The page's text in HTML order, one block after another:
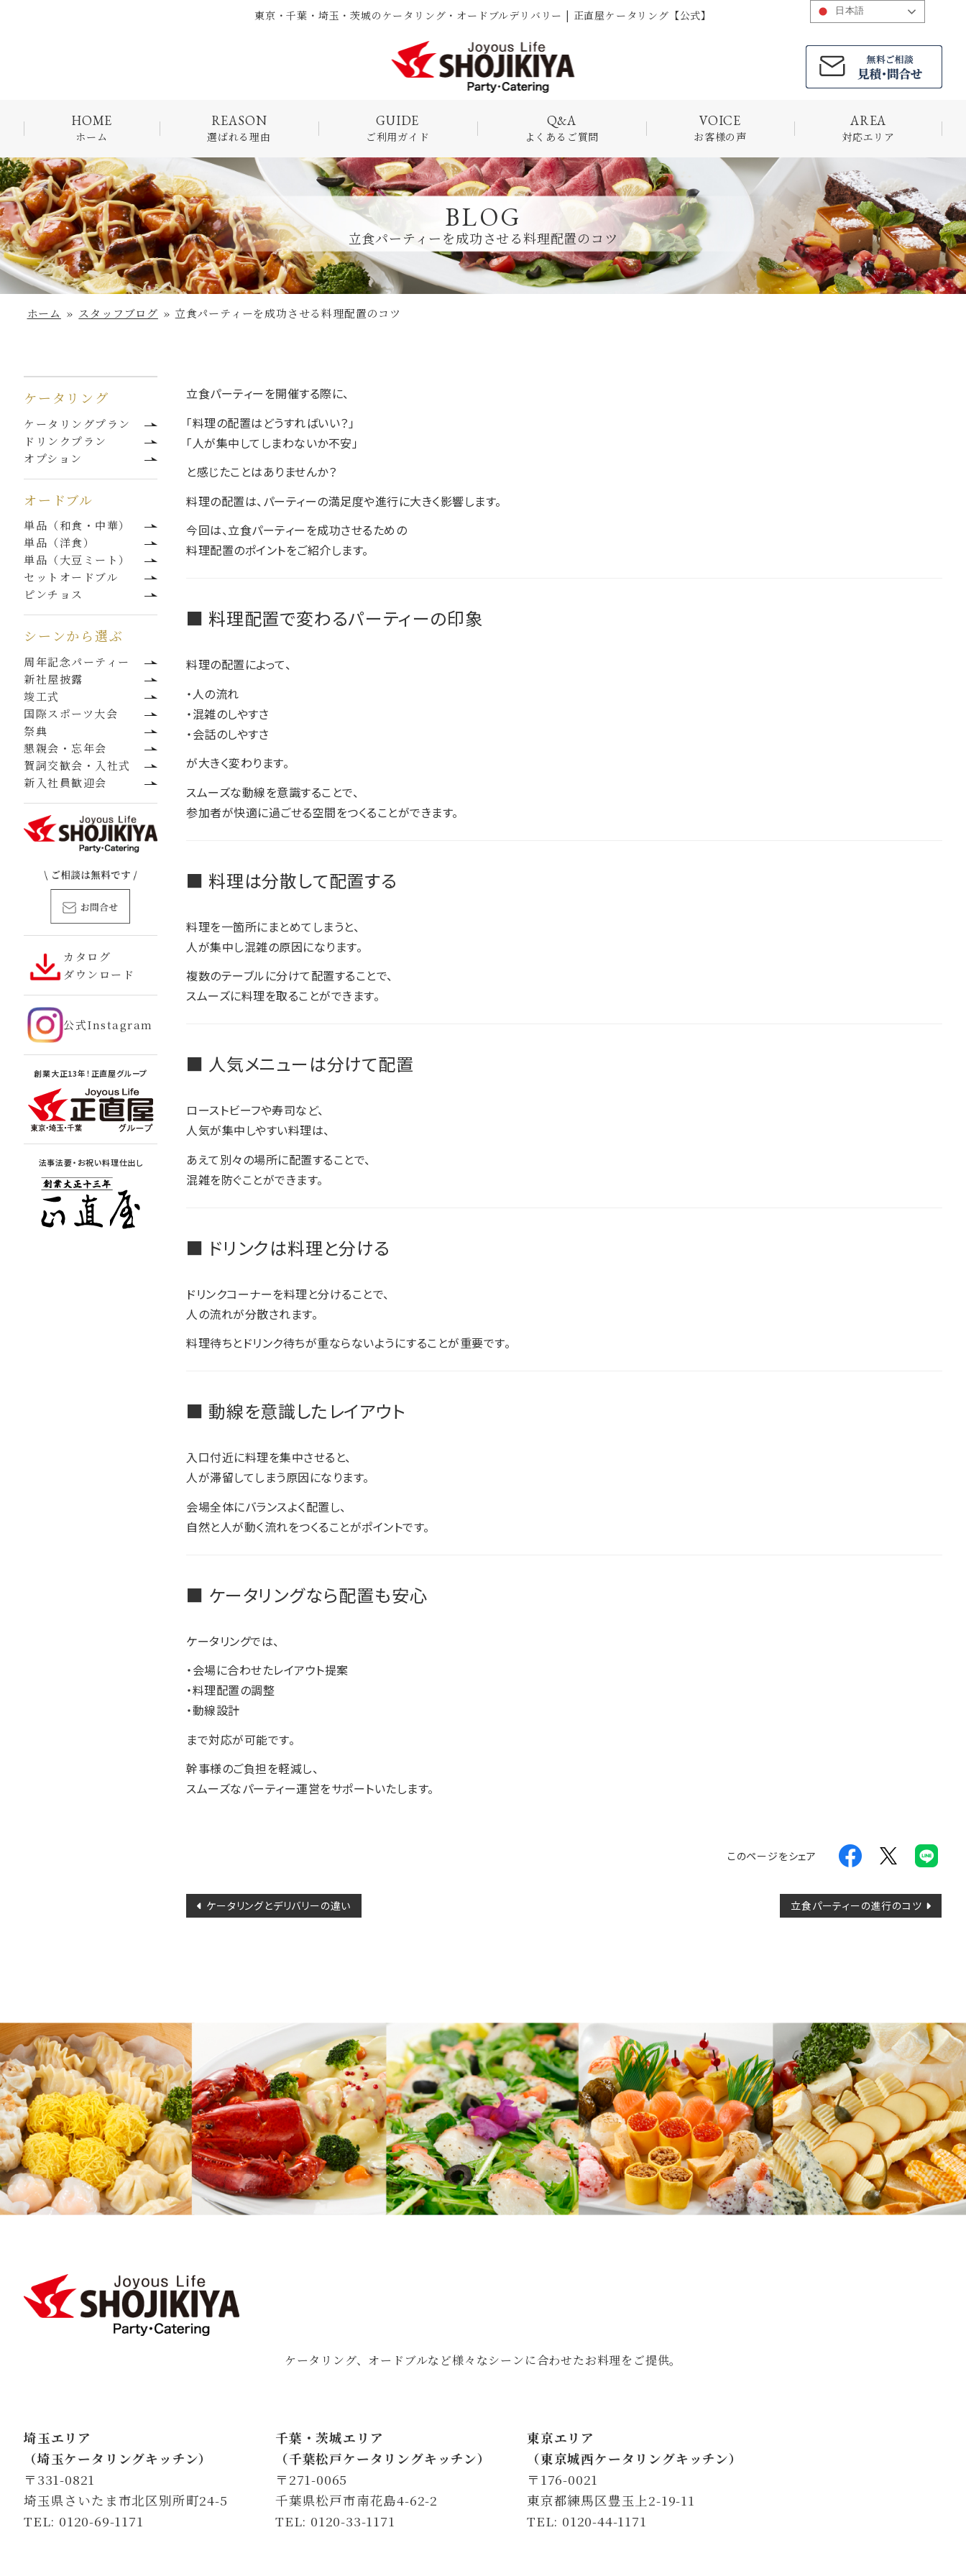
ッ
プ
東京・千葉・埼玉・茨城のケータリング・オードブルデリバリー | 正直屋ケータリング【公式】 日本語
ホーム 選ばれる理由 ご利用ガイド よくあるご質問 お客様の声 対応エリア
BLOG
立食パーティーを成功させる料理配置のコツ
ホーム » スタッフブログ » 立食パーティーを成功させる料理配置のコツ
立食パーティーを開催する際に、
「料理の配置はどうすればいい？」
「人が集中してしまわないか不安」
と感じたことはありませんか？
料理の配置は、パーティーの満足度や進行に大きく影響します。
今回は、立食パーティーを成功させるための
料理配置のポイントをご紹介します。
■ 料理配置で変わるパーティーの印象
料理の配置によって、
・人の流れ
・混雑のしやすさ
・会話のしやすさ
が大きく変わります。
スムーズな動線を意識することで、
参加者が快適に過ごせる空間をつくることができます。
■ 料理は分散して配置する
料理を一箇所にまとめてしまうと、
人が集中し混雑の原因になります。
複数のテーブルに分けて配置することで、
スムーズに料理を取ることができます。
■ 人気メニューは分けて配置
ローストビーフや寿司など、
人気が集中しやすい料理は、
あえて別々の場所に配置することで、
混雑を防ぐことができます。
■ ドリンクは料理と分ける
ドリンクコーナーを料理と分けることで、
人の流れが分散されます。
料理待ちとドリンク待ちが重ならないようにすることが重要です。
■ 動線を意識したレイアウト
入口付近に料理を集中させると、
人が滞留してしまう原因になります。
会場全体にバランスよく配置し、
自然と人が動く流れをつくることがポイントです。
■ ケータリングなら配置も安心
ケータリングでは、
・会場に合わせたレイアウト提案
・料理配置の調整
・動線設計
まで対応が可能です。
幹事様のご負担を軽減し、
スムーズなパーティー運営をサポートいたします。
このページをシェア
投
稿
シ
ョ
ン
ケータリングとデリバリーの違い 立食パーティーの進行のコツ
ケータリング
ケータリングプラン
ドリンクプラン
オプション
オードブル
単品（和食・中華）
単品（洋食）
単品（大豆ミート）
セットオードブル
ピンチョス
シーンから選ぶ
周年記念パーティー
新社屋披露
竣工式
国際スポーツ大会
祭典
懇親会・忘年会
賀詞交歓会・入社式
新入社員歓迎会
カタログ
ダウンロード
公式Instagram
創業大正13年！正直屋グループ
法事法要・お祝い料理仕出し
ケータリング、オードブルなど様々なシーンに合わせたお料理をご提供。
埼玉エリア
（埼玉ケータリングキッチン）
〒331-0821
埼玉県さいたま市北区別所町24-5
TEL: 0120-69-1171
千葉・茨城エリア
（千葉松戸ケータリングキッチン）
〒271-0065
千葉県松戸市南花島4-62-2
TEL: 0120-33-1171
東京エリア
（東京城西ケータリングキッチン）
〒176-0021
東京都練馬区豊玉上2-19-11
TEL: 0120-44-1171